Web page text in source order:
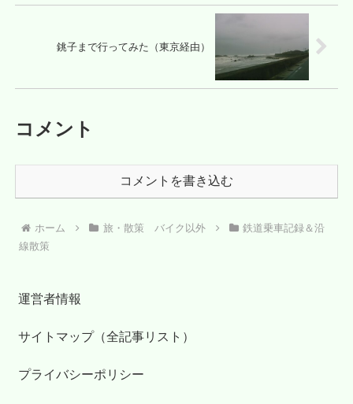
銚子まで行ってみた（東京経由）
コメント
コメントを書き込む
ホーム 旅・散策 バイク以外
鉄道乗車記録＆沿
線散策
運営者情報
サイトマップ（全記事リスト）
プライバシーポリシー